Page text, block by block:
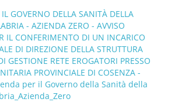
GOVERNO DELLA SANITÀ DELLA
- AZIENDA ZERO - AVVISO
IL CONFERIMENTO DI UN INCARICO
DI DIREZIONE DELLA STRUTTURA
GESTIONE RETE EROGATORI PRESSO
PROVINCIALE DI COSENZA -
per il Governo della Sanità della